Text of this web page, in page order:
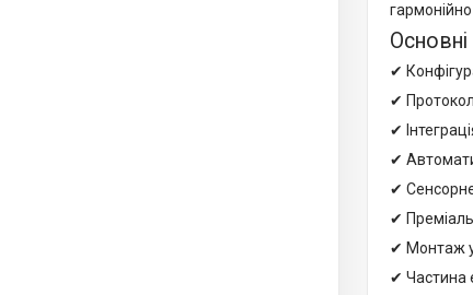
✔
✔
✔
✔
✔
✔
✔ Монтаж у
✔ Частина